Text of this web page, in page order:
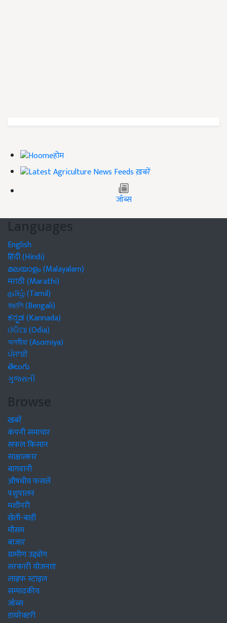
होम
ख़बरें
जॉब्स
Languages
English
हिंदी (Hindi)
മലയാളം (Malayalam)
मराठी (Marathi)
தமிழ் (Tamil)
বাঙালি (Bengali)
ಕನ್ನಡ (Kannada)
ଓଡିଆ (Odia)
অসমীয়া (Asomiya)
ਪੰਜਾਬੀ
తెలుగు
ગુજરાતી
Browse
खबरें
कंपनी समाचार
सफल किसान
साक्षात्कार
बागवानी
औषधीय फसलें
पशुपालन
मशीनरी
खेती-बाड़ी
मौसम
बाजार
ग्रामीण उद्द्योग
सरकारी योजनाएं
लाइफ स्टाइल
सम्पादकीय
जॉब्स
डायरेक्टरी